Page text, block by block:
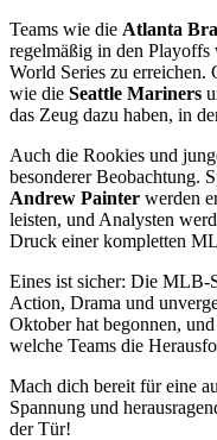
Teams wie die Atlanta
regelmäßig in den Playoffs
World Series zu erreichen.
wie die Seattle Mariners
das Zeug dazu haben, in
Auch die Rookies und
besonderer Beobachtung.
Andrew Painter werden
leisten, und Analysten
Druck einer kompletten
Eines ist sicher: Die MLB-
Action, Drama und
Oktober hat begonnen,
welche Teams die
Mach dich bereit für eine
Spannung und
der Tür!